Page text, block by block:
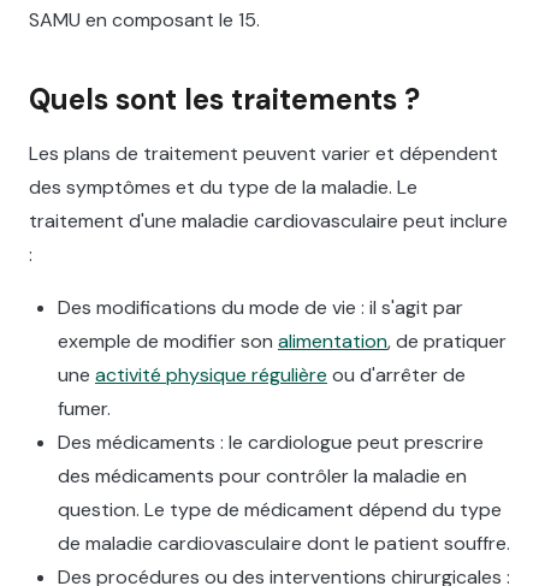
SAMU en composant le 15.
Quels sont les traitements ?
Les plans de traitement peuvent varier et dépendent
des symptômes et du type de la maladie. Le
traitement d'une maladie cardiovasculaire peut inclure
:
Des modifications du mode de vie : il s'agit par
exemple de modifier son alimentation, de pratiquer
une activité physique régulière ou d'arrêter de
fumer.‍
Des médicaments : le cardiologue peut prescrire
des médicaments pour contrôler la maladie en
question. Le type de médicament dépend du type
de maladie cardiovasculaire dont le patient souffre.‍
Des procédures ou des interventions chirurgicales :